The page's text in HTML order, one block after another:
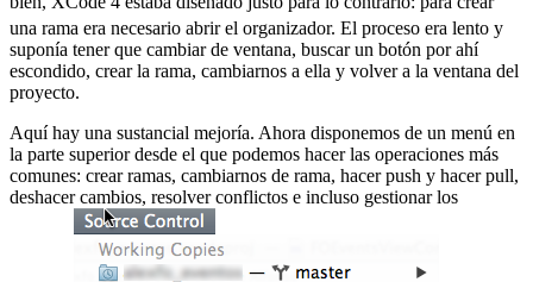
una rama era necesario abrir el organizador. El proceso era lento y
suponía tener que cambiar de ventana, buscar un botón por ahí
escondido, crear la rama, cambiarnos a ella y volver a la ventana del
proyecto.
Aquí hay una sustancial mejoría. Ahora disponemos de un menú en
la parte superior desde el que podemos hacer las operaciones más
comunes: crear ramas, cambiarnos de rama, hacer push y hacer pull,
deshacer cambios, resolver conflictos e incluso gestionar los